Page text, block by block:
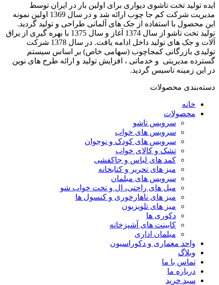
ایده تولید تخت تاشوی دیواری برای اولین بار در ایران توسط
مدیریت شرکت کم جا چوب ارائه شد و در سال 1369 اولین نمونه
این محصول با استفاده از جک های آلمانی طراحی و تولید گردید.
تولید تخت تاشو از سال 1374 آغاز و سال 1375 با بهره گیری از یراق
آلات و جک های تولید داخل ادامه یافت. در سال 1378 شرکت
تولیدی بازرگانی کمجاچوب (سهامی خاص) بر اساس سیستم
گسترده مدیریتی و خدماتی ، افزایش تولید و ارائه طرح های نوین
در این زمینه تاسیس گردید.
دسته‌بندی محصولات
خانه
محصولات
سرویس تاشو
سرویس های خواب
سرویس های کودک و نوجوان
تشک و کالای خواب
کمد های لباس و جاکفشی
میز های تحریر و کتابخانه
سرویس های مبلمان
مبل های راحتی، ال و تخت خواب شو
میز های ناهارخوری و کنسول ها
میز های تلویزیون
دکوری ها
کابینت های آشپزخانه
مبلمان اداری
واحد معماری و دکوراسیون
وبلاگ
تماس با ما
درباره ما
سبد خرید